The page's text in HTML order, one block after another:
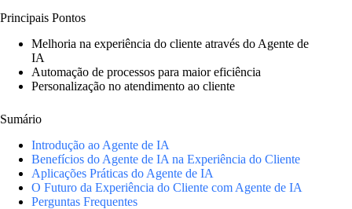
Principais Pontos
Melhoria na experiência do cliente através do Agente de
IA
Automação de processos para maior eficiência
Personalização no atendimento ao cliente
Sumário
Introdução ao Agente de IA
Benefícios do Agente de IA na Experiência do Cliente
Aplicações Práticas do Agente de IA
O Futuro da Experiência do Cliente com Agente de IA
Perguntas Frequentes